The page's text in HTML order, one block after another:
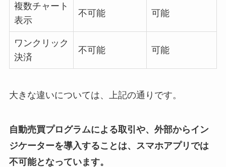
複数チャート
表示
不可能 可能
ワンクリック
決済
不可能 可能
大きな違いについては、上記の通りです。
自動売買プログラムによる取引や、外部からイン
ジケーターを導入することは、スマホアプリでは
不可能となっています。